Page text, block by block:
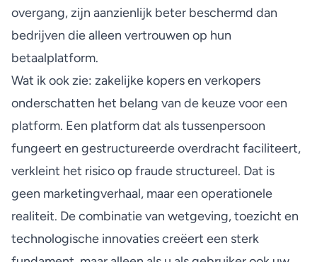
overgang, zijn aanzienlijk beter beschermd dan
bedrijven die alleen vertrouwen op hun
betaalplatform.
Wat ik ook zie: zakelijke kopers en verkopers
onderschatten het belang van de keuze voor een
platform. Een platform dat als tussenpersoon
fungeert en gestructureerde overdracht faciliteert,
verkleint het risico op fraude structureel. Dat is
geen marketingverhaal, maar een operationele
realiteit. De combinatie van wetgeving, toezicht en
technologische innovaties creëert een sterk